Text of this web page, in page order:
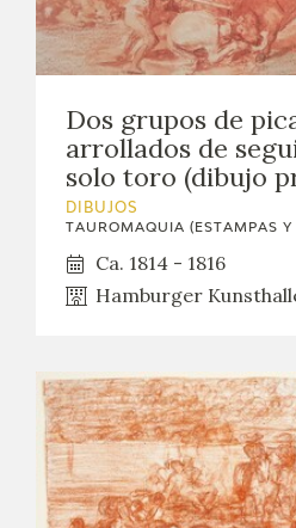
Dos grupos de
arrollados de
solo toro (dibujo
DIBUJOS
TAUROMAQUIA (ESTAMPAS
Ca. 1814 - 1816
Hamburger